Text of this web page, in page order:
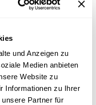
und Anzeigen zu
Medien anbieten
Website zu
Informationen zu Ihrer
Partner für
des eigenen
zum Konrad
1984 im